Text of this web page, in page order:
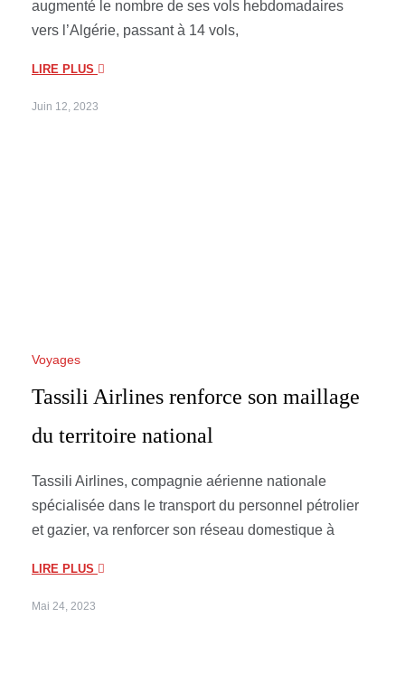
augmenté le nombre de ses vols hebdomadaires
vers l’Algérie, passant à 14 vols,
LIRE PLUS
Juin 12, 2023
Voyages
Tassili Airlines renforce son maillage
du territoire national
Tassili Airlines, compagnie aérienne nationale
spécialisée dans le transport du personnel pétrolier
et gazier, va renforcer son réseau domestique à
LIRE PLUS
Mai 24, 2023